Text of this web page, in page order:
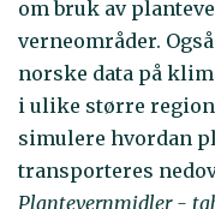
om bruk av
verneområder.
norske data på
i ulike større
simulere hvordan
transporteres
Plantevernmidler -